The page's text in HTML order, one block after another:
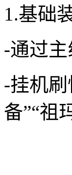
1.基础
-通过
-挂机
备”“祖